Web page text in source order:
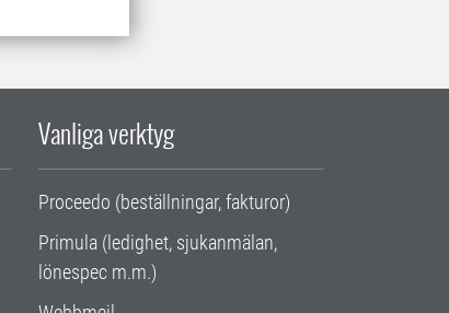
Vanliga verktyg
Proceedo (beställningar, fakturor)
Primula (ledighet, sjukanmälan,
lönespec m.m.)